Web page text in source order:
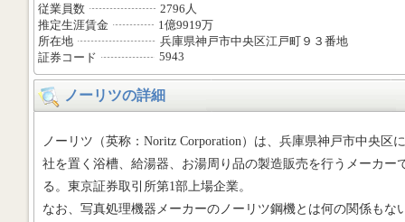
従業員数
2796人
推定生涯賃金
1億9919万
所在地
兵庫県神戸市中央区江戸町９３番地
証券コード
5943
ノーリツの詳細
ノーリツ（英称：Noritz Corporation）は、兵庫県神戸市中央区
社を置く浴槽、給湯器、お湯周り品の製造販売を行うメーカー
る。東京証券取引所第1部上場企業。
なお、写真処理機器メーカーのノーリツ鋼機とは何の関係もな